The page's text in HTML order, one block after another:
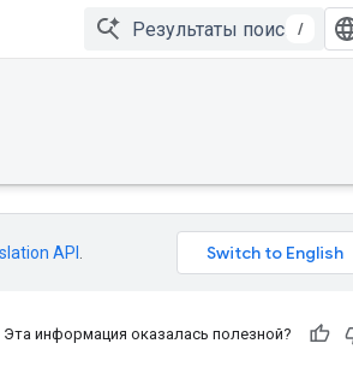
/
API
Эта информация оказалась полезной?